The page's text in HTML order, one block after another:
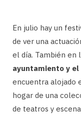
En julio hay un
de ver una
el día. También en
ayuntamiento y el
encuentra alojado
hogar de una
de teatros y